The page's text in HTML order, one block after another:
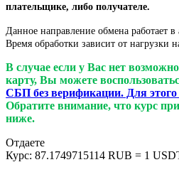
плательщике, либо получателе.
Данное направление обмена работает
Время обработки зависит от нагрузки
В случае если у Вас нет
карту, Вы можете
СБП без верификации. Для
Обратите внимание, что курс
ниже.
Отдаете
Курс: 87.1749715114 RUB = 1